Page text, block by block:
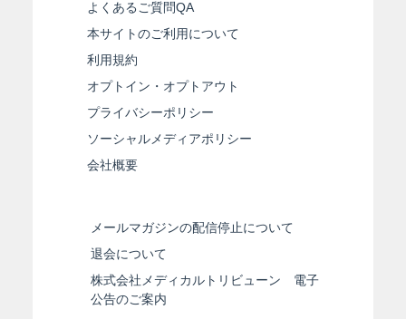
よくあるご質問QA
本サイトのご利用について
利用規約
オプトイン・オプトアウト
プライバシーポリシー
ソーシャルメディアポリシー
会社概要
メールマガジンの配信停止について
退会について
株式会社メディカルトリビューン 電子
公告のご案内